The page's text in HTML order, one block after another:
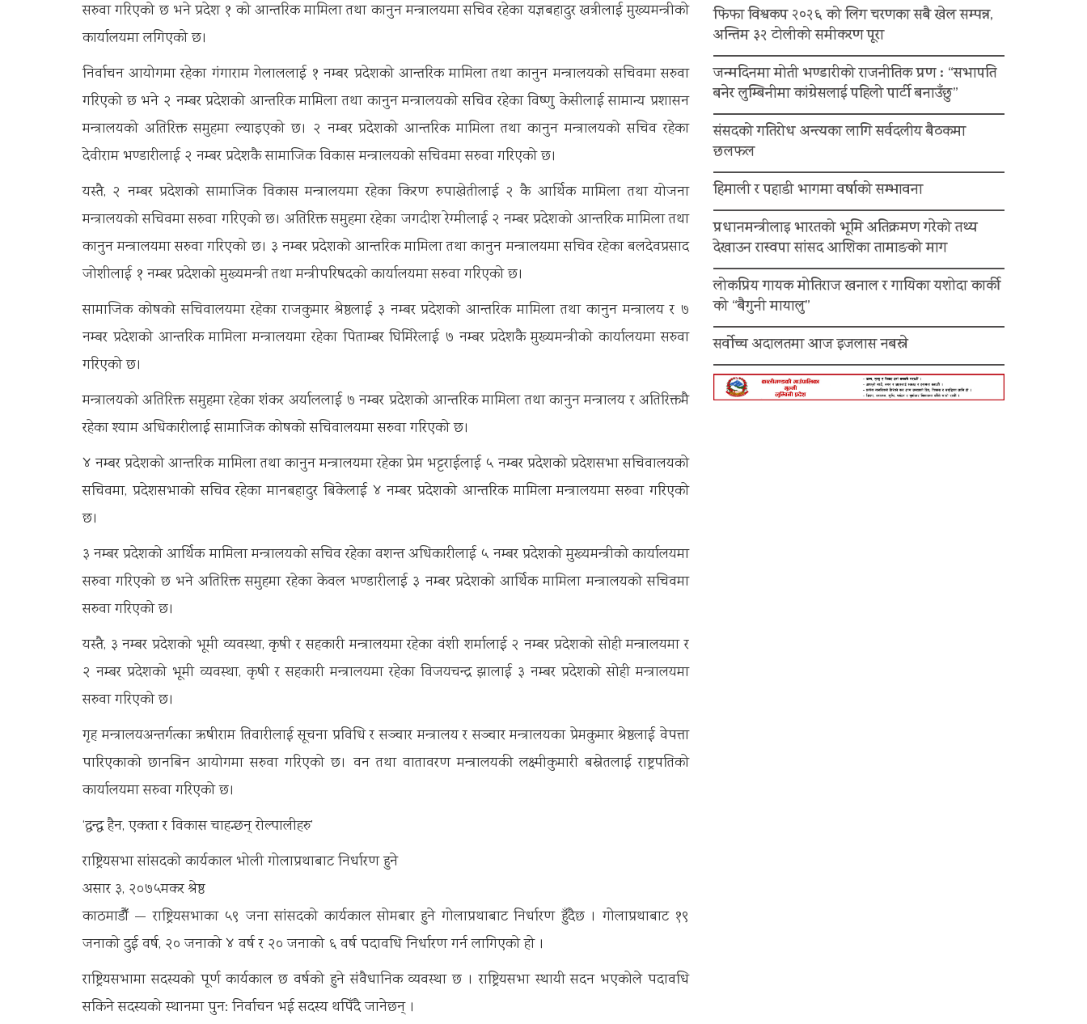
सरुवा गरिएको छ भने प्रदेश १ को आन्तरिक मामिला तथा कानुन मन्त्रालयमा सचिव रहेका यज्ञबहादुर खत्रीलाई मुख्यमन्त्रीको
कार्यालयमा लगिएको छ।
निर्वाचन आयोगमा रहेका गंगाराम गेलाललाई १ नम्बर प्रदेशको आन्तरिक मामिला तथा कानुन मन्त्रालयको सचिवमा सरुवा
गरिएको छ भने २ नम्बर प्रदेशको आन्तरिक मामिला तथा कानुन मन्त्रालयको सचिव रहेका विष्णु केसीलाई सामान्य प्रशासन
मन्त्रालयको अतिरिक्त समुहमा ल्याइएको छ। २ नम्बर प्रदेशको आन्तरिक मामिला तथा कानुन मन्त्रालयको सचिव रहेका
देवीराम भण्डारीलाई २ नम्बर प्रदेशकै सामाजिक विकास मन्त्रालयको सचिवमा सरुवा गरिएको छ।
यस्तै, २ नम्बर प्रदेशको सामाजिक विकास मन्त्रालयमा रहेका किरण रुपाखेतीलाई २ कै आर्थिक मामिला तथा योजना
मन्त्रालयको सचिवमा सरुवा गरिएको छ। अतिरिक्त समुहमा रहेका जगदीश रेग्मीलाई २ नम्बर प्रदेशको आन्तरिक मामिला तथा
कानुन मन्त्रालयमा सरुवा गरिएको छ। ३ नम्बर प्रदेशको आन्तरिक मामिला तथा कानुन मन्त्रालयमा सचिव रहेका बलदेवप्रसाद
जोशीलाई १ नम्बर प्रदेशको मुख्यमन्त्री तथा मन्त्रीपरिषदको कार्यालयमा सरुवा गरिएको छ।
सामाजिक कोषको सचिवालयमा रहेका राजकुमार श्रेष्ठलाई ३ नम्बर प्रदेशको आन्तरिक मामिला तथा कानुन मन्त्रालय र ७
नम्बर प्रदेशको आन्तरिक मामिला मन्त्रालयमा रहेका पिताम्बर घिमिरेलाई ७ नम्बर प्रदेशकै मुख्यमन्त्रीको कार्यालयमा सरुवा
गरिएको छ।
मन्त्रालयको अतिरिक्त समुहमा रहेका शंकर अर्याललाई ७ नम्बर प्रदेशको आन्तरिक मामिला तथा कानुन मन्त्रालय र अतिरिक्तमै
रहेका श्याम अधिकारीलाई सामाजिक कोषको सचिवालयमा सरुवा गरिएको छ।
४ नम्बर प्रदेशको आन्तरिक मामिला तथा कानुन मन्त्रालयमा रहेका प्रेम भट्टराईलाई ५ नम्बर प्रदेशको प्रदेशसभा सचिवालयको
सचिवमा, प्रदेशसभाको सचिव रहेका मानबहादुर बिकेलाई ४ नम्बर प्रदेशको आन्तरिक मामिला मन्त्रालयमा सरुवा गरिएको
छ।
३ नम्बर प्रदेशको आर्थिक मामिला मन्त्रालयको सचिव रहेका वशन्त अधिकारीलाई ५ नम्बर प्रदेशको मुख्यमन्त्रीको कार्यालयमा
सरुवा गरिएको छ भने अतिरिक्त समुहमा रहेका केवल भण्डारीलाई ३ नम्बर प्रदेशको आर्थिक मामिला मन्त्रालयको सचिवमा
सरुवा गरिएको छ।
यस्तै, ३ नम्बर प्रदेशको भूमी व्यवस्था, कृषी र सहकारी मन्त्रालयमा रहेका वंशी शर्मालाई २ नम्बर प्रदेशको सोही मन्त्रालयमा र
२ नम्बर प्रदेशको भूमी व्यवस्था, कृषी र सहकारी मन्त्रालयमा रहेका विजयचन्द्र झालाई ३ नम्बर प्रदेशको सोही मन्त्रालयमा
सरुवा गरिएको छ।
गृह मन्त्रालयअन्तर्गत्का ऋषीराम तिवारीलाई सूचना प्रविधि र सञ्चार मन्त्रालय र सञ्चार मन्त्रालयका प्रेमकुमार श्रेष्ठलाई वेपत्ता
पारिएकाको छानबिन आयोगमा सरुवा गरिएको छ। वन तथा वातावरण मन्त्रालयकी लक्ष्मीकुमारी बस्नेतलाई राष्ट्रपतिको
कार्यालयमा सरुवा गरिएको छ।
‘द्वन्द्व हैन, एकता र विकास चाहन्छन् रोल्पालीहरु’
राष्ट्रियसभा सांसदको कार्यकाल भोली गोलाप्रथाबाट निर्धारण हुने
असार ३, २०७५मकर श्रेष्ठ
काठमाडौँ — राष्ट्रियसभाका ५९ जना सांसदको कार्यकाल सोमबार हुने गोलाप्रथाबाट निर्धारण हुँदैछ । गोलाप्रथाबाट १९
जनाको दुई वर्ष, २० जनाको ४ वर्ष र २० जनाको ६ वर्ष पदावधि निर्धारण गर्न लागिएको हो ।
राष्ट्रियसभामा सदस्यको पूर्ण कार्यकाल छ वर्षको हुने संवैधानिक व्यवस्था छ । राष्ट्रियसभा स्थायी सदन भएकोले पदावधि
सकिने सदस्यको स्थानमा पुन: निर्वाचन भई सदस्य थपिँदै जानेछन् ।
फिफा विश्वकप २०२६ को लिग चरणका सबै खेल सम्पन्न,
अन्तिम ३२ टोलीको समीकरण पूरा
जन्मदिनमा मोती भण्डारीको राजनीतिक प्रण : “सभापति
बनेर लुम्बिनीमा कांग्रेसलाई पहिलो पार्टी बनाउँछु”
संसदको गतिरोध अन्त्यका लागि सर्वदलीय बैठकमा
छलफल
हिमाली र पहाडी भागमा वर्षाको सम्भावना
प्रधानमन्त्रीलाइ भारतको भूमि अतिक्रमण गरेको तथ्य
देखाउन रास्वपा सांसद आशिका तामाङको माग
लोकप्रिय गायक मोतिराज खनाल र गायिका यशोदा कार्की
को “बैगुनी मायालु”
सर्वोच्च अदालतमा आज इजलास नबस्ने